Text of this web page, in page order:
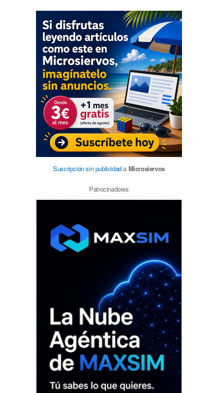
Suscripción sin publicidada Microsiervos
Patrocinadores